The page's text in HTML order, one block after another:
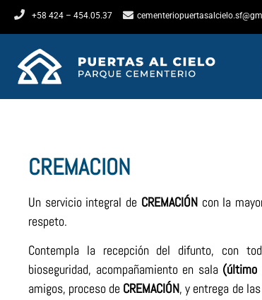
+58 424 – 454.05.37
CREMACION
Un servicio integral de CREMACIÓNcon la
respeto.
Contempla la recepción del difunto, con
bioseguridad, acompañamiento en sala (último
amigos, proceso de CREMACIÓN, y entrega de